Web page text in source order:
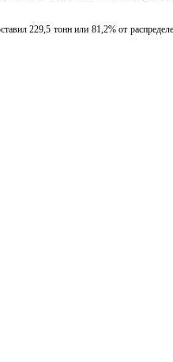
229,5 тонн или 81,2% от